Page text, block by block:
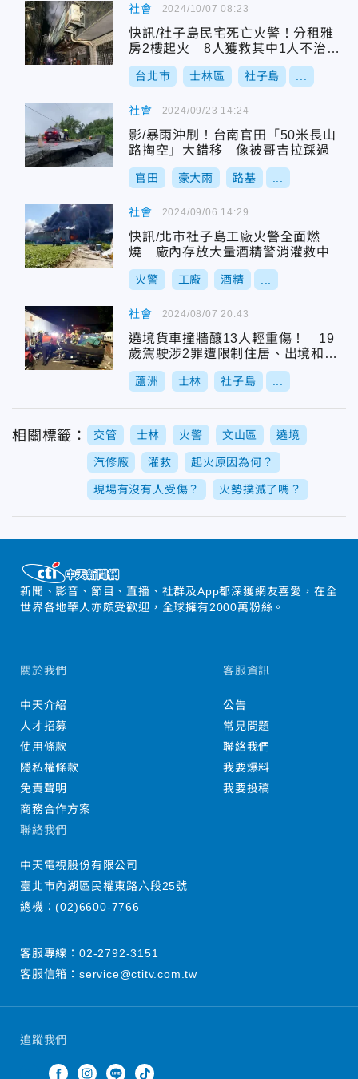
社會
快訊/社子島民宅死亡火警！分租雅
房2樓起火 8人獲救其中1人不治身
亡
台北市 士林區 社子島
2024/10/07 08:23
社會
影/暴雨沖刷！台南官田「50米長山
路掏空」大錯移 像被哥吉拉踩過
官田 豪大雨 路基
2024/09/23 14:24
社會
快訊/北市社子島工廠火警全面燃
燒 廠內存放大量酒精警消灌救中
火警 工廠 酒精
2024/09/06 14:29
社會
遶境貨車撞牆釀13人輕重傷！ 19
歲駕駛涉2罪遭限制住居、出境和出
海
蘆洲 士林 社子島
2024/08/07 20:43
相關標籤： 交管 士林 火警 文山區 遶境
汽修廠 灌救 起火原因為何？
現場有沒有人受傷？ 火勢撲滅了嗎？
新聞、影音、節目、直播、社群及App都深獲網友喜愛，在全
世界各地華人亦頗受歡迎，全球擁有2000萬粉絲。
追蹤我們
關於我們
中天介紹
人才招募
使用條款
隱私權條款
免責聲明
商務合作方案
客服資訊
公告
常見問題
聯絡我們
我要爆料
我要投稿
聯絡我們
中天電視股份有限公司
臺北市內湖區民權東路六段25號
總機：(02)6600-7766
客服專線： 02-2792-3151
客服信箱： service@ctitv.com.tw